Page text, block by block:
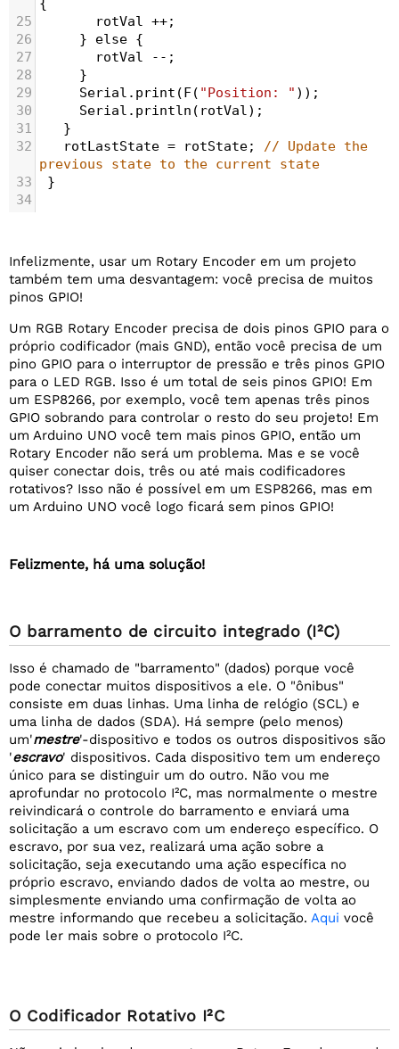
25
rotVal ++;
26
} else {
27
rotVal -- ;
28
}
29
Serial . print (F( "Position: " ));
30
Serial . println ( rotVal);
31
32
rotLastState = rotState; // Update the
previous state to the current state
33
}
34
Infelizmente, usar um Rotary Encoder em um projeto
também tem uma desvantagem: você precisa de muitos
pinos GPIO!
Um RGB Rotary Encoder precisa de dois pinos GPIO para o
próprio codificador (mais GND), então você precisa de um
pino GPIO para o interruptor de pressão e três pinos GPIO
para o LED RGB. Isso é um total de seis pinos GPIO! Em
um ESP8266, por exemplo, você tem apenas três pinos
GPIO sobrando para controlar o resto do seu projeto! Em
um Arduino UNO você tem mais pinos GPIO, então um
Rotary Encoder não será um problema. Mas e se você
quiser conectar dois, três ou até mais codificadores
rotativos? Isso não é possível em um ESP8266, mas em
um Arduino UNO você logo ficará sem pinos GPIO!
Felizmente, há uma solução!
O barramento de circuito integrado (I²C)
Isso é chamado de "barramento" (dados) porque você
pode conectar muitos dispositivos a ele. O "ônibus"
consiste em duas linhas. Uma linha de relógio (SCL) e
uma linha de dados (SDA). Há sempre (pelo menos)
um'mestre'-dispositivo e todos os outros dispositivos são
'escravo' dispositivos. Cada dispositivo tem um endereço
único para se distinguir um do outro. Não vou me
aprofundar no protocolo I²C, mas normalmente o mestre
reivindicará o controle do barramento e enviará uma
solicitação a um escravo com um endereço específico. O
escravo, por sua vez, realizará uma ação sobre a
solicitação, seja executando uma ação específica no
próprio escravo, enviando dados de volta ao mestre, ou
simplesmente enviando uma confirmação de volta ao
mestre informando que recebeu a solicitação. Aqui você
pode ler mais sobre o protocolo I²C.
O Codificador Rotativo I²C